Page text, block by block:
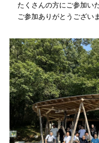
たくさんの方にご参加い
ご参加ありがとうござい